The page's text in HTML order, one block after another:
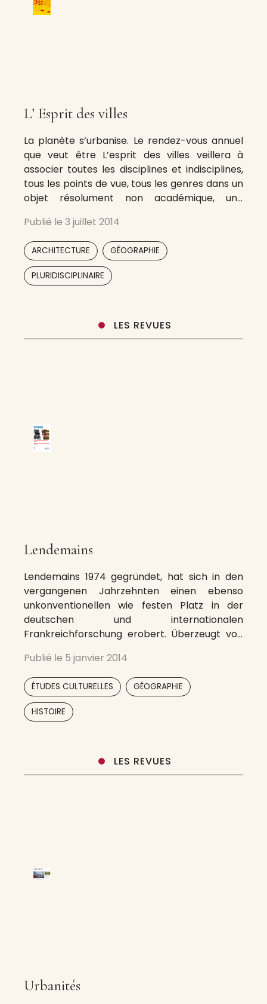
L’ Esprit des villes
La planète s’urbanise. Le rendez-vous annuel
que veut être L’esprit des villes veillera à
associer toutes les disciplines et indisciplines,
tous les points de vue, tous les genres dans un
objet résolument non académique, une
cueillera études et informations, découvertes
et expériences, enthousiasmes et colères,
combats et utopies, et ce
Publié le 3 juillet 2014
ARCHITECTURE GÉOGRAPHIE
PLURIDISCIPLINAIRE
LES REVUES
Lendemains
Lendemains 1974 gegründet, hat sich in den
vergangenen Jahrzehnten einen ebenso
unkonventionellen wie festen Platz in der
deutschen und internationalen
Frankreichforschung erobert. Überzeugt von
Dialogs zwischen den beiden Nationen im
neuen Europa, hat sich die Zeitschrift neben
neuer Betrachtung des
literaturgeschichtlichen Kanons
interdisziplinär den verschiedensten
Frauenbewegung bis
Publié le 5 janvier 2014
ÉTUDES CULTURELLES GÉOGRAPHIE
HISTOIRE
LES REVUES
Urbanités